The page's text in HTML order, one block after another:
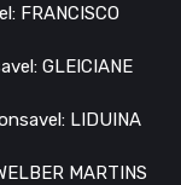
FRANCISCO
GLEICIANE
LIDUINA
MARTINS